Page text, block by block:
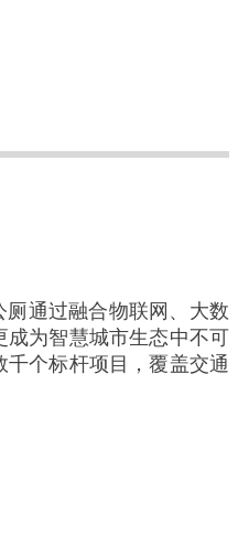
通过融合物联网、大数
为智慧城市生态中不可
个标杆项目，覆盖交通